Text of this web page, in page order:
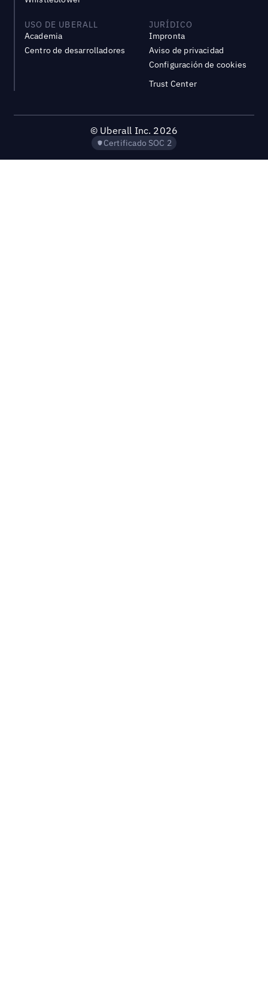
USO DE UBERALL
Academia
Centro de desarrolladores
JURÍDICO
Impronta
Aviso de privacidad
Configuración de cookies
Trust Center
© Uberall Inc. 2026
Certificado SOC 2